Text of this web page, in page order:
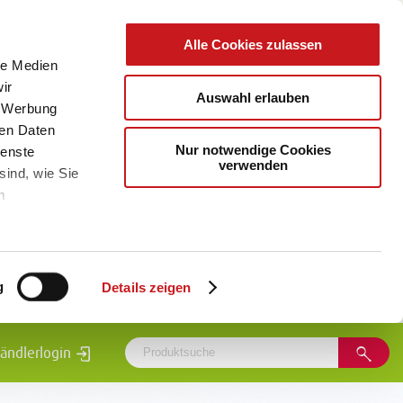
Medien
Daten
wie Sie
Details zeigen
Alle Cookies zulassen
Auswahl erlauben
Nur notwendige Cookies
verwenden